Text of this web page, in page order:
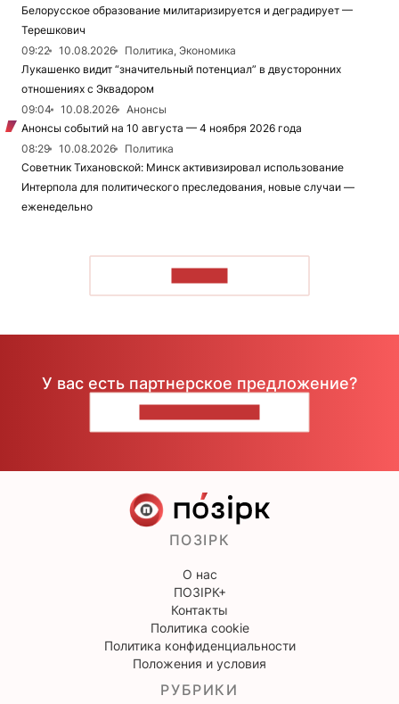
Белорусское образование милитаризируется и деградирует —
Терешкович
09:22
10.08.2026
Политика, Экономика
Лукашенко видит “значительный потенциал” в двусторонних
отношениях с Эквадором
09:04
10.08.2026
Анонсы
Анонсы событий на 10 августа — 4 ноября 2026 года
08:29
10.08.2026
Политика
Советник Тихановской: Минск активизировал использование
Интерпола для политического преследования, новые случаи —
еженедельно
У вас есть партнерское предложение?
ПОЗІРК
О нас
ПОЗІРК+
Контакты
Политика cookie
Политика конфиденциальности
Положения и условия
РУБРИКИ